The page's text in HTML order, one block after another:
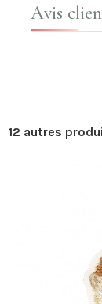
Avis
12 autres